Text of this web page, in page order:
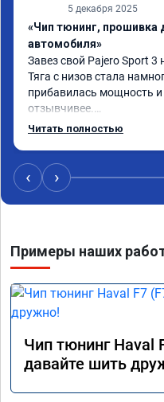
5 декабря 2025
«Чип тюнинг, прошивка
автомобиля»
Завез свой Pajero Sport 3
Тяга с низов стала
прибавилась мощность и
отзывчивее.
Читал что в Австралии
машин сразу делают чип
было провалов.
результаты должны быть
Читать полностью
‹ ›
Примеры наших
Чип тюнинг Haval
давайте шить